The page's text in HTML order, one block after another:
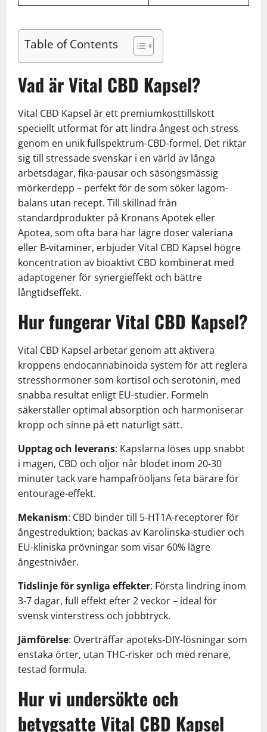
Table of Contents
Vad är Vital CBD Kapsel?
Vital CBD Kapsel är ett premiumkosttillskott
speciellt utformat för att lindra ångest och stress
genom en unik fullspektrum-CBD-formel. Det riktar
sig till stressade svenskar i en värld av långa
arbetsdagar, fika-pausar och säsongsmässig
mörkerdepp – perfekt för de som söker lagom-
balans utan recept. Till skillnad från
standardprodukter på Kronans Apotek eller
Apotea, som ofta bara har lägre doser valeriana
eller B-vitaminer, erbjuder Vital CBD Kapsel högre
koncentration av bioaktivt CBD kombinerat med
adaptogener för synergieffekt och bättre
långtidseffekt.
Hur fungerar Vital CBD Kapsel?
Vital CBD Kapsel arbetar genom att aktivera
kroppens endocannabinoida system för att reglera
stresshormoner som kortisol och serotonin, med
snabba resultat enligt EU-studier. Formeln
säkerställer optimal absorption och harmoniserar
kropp och sinne på ett naturligt sätt.
Upptag och leverans: Kapslarna löses upp snabbt
i magen, CBD och oljor når blodet inom 20-30
minuter tack vare hampafröoljans feta bärare för
entourage-effekt.
Mekanism: CBD binder till 5-HT1A-receptorer för
ångestreduktion; backas av Karolinska-studier och
EU-kliniska prövningar som visar 60% lägre
ångestnivåer.
Tidslinje för synliga effekter: Första lindring inom
3-7 dagar, full effekt efter 2 veckor – ideal för
svensk vinterstress och jobbtryck.
Jämförelse: Överträffar apoteks-DIY-lösningar som
enstaka örter, utan THC-risker och med renare,
testad formula.
Hur vi undersökte och
betygsatte Vital CBD Kapsel